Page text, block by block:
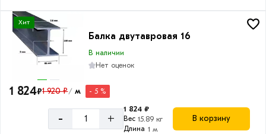
Хит
Балка двутавровая 16
В наличии
Нет оценок
1 824₽1 920 ₽/ м - 5 %
- +
1 824 ₽
Вес 15.89 кг
Длина 1 м
В корзину